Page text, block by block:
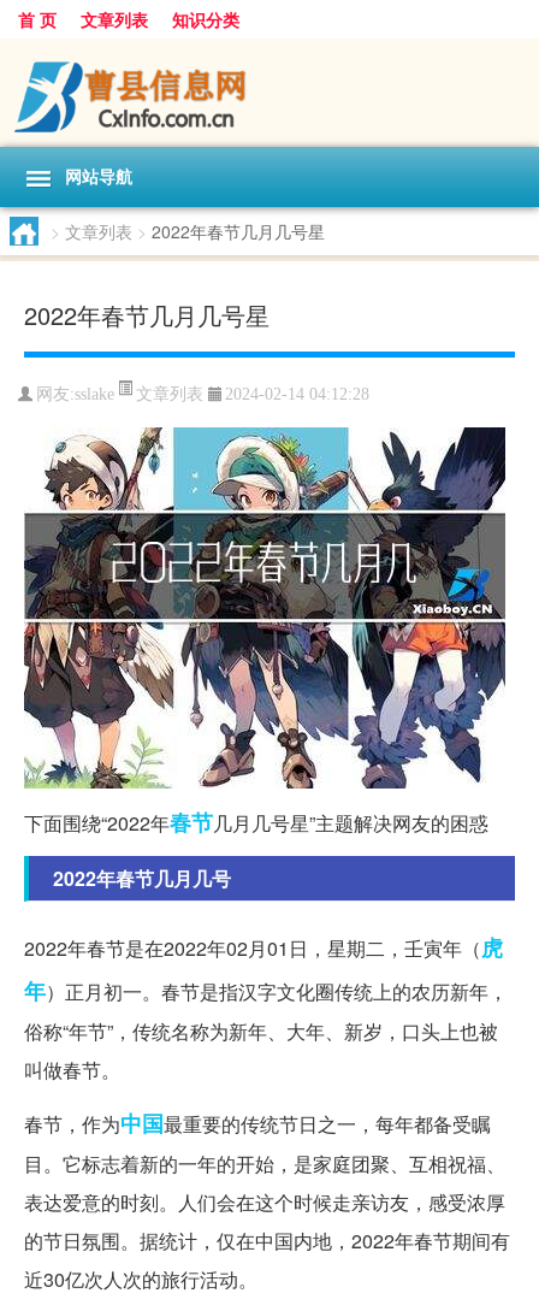
首 页 文章列表 知识分类
网站导航
> 文章列表 > 2022年春节几月几号星
2022年春节几月几号星
网友:sslake 文章列表 2024-02-14 04:12:28
下面围绕“2022年春节几月几号星”主题解决网友的困惑
2022年春节几月几号
2022年春节是在2022年02月01日，星期二，壬寅年（虎
年）正月初一。春节是指汉字文化圈传统上的农历新年，
俗称“年节”，传统名称为新年、大年、新岁，口头上也被
叫做春节。
春节，作为中国最重要的传统节日之一，每年都备受瞩
目。它标志着新的一年的开始，是家庭团聚、互相祝福、
表达爱意的时刻。人们会在这个时候走亲访友，感受浓厚
的节日氛围。据统计，仅在中国内地，2022年春节期间有
近30亿次人次的旅行活动。